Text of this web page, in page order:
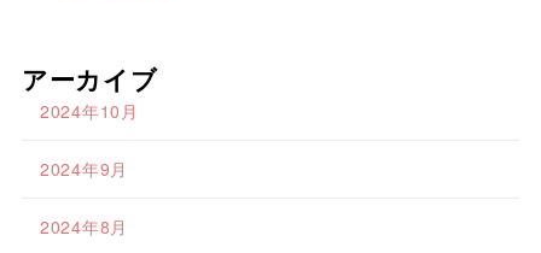
アーカイブ
2024年10月
2024年9月
2024年8月